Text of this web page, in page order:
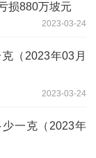
损880万坡元
2023-03-24
（2023年03月
2023-03-24
一克（2023年